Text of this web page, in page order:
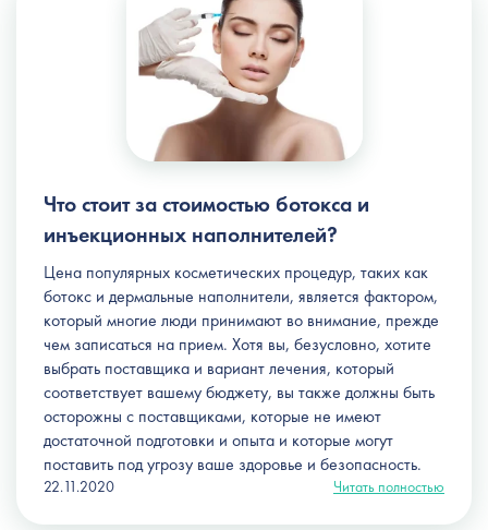
Что стоит за стоимостью ботокса и
инъекционных наполнителей?
Цена популярных косметических процедур, таких как
ботокс и дермальные наполнители, является фактором,
который многие люди принимают во внимание, прежде
чем записаться на прием. Хотя вы, безусловно, хотите
выбрать поставщика и вариант лечения, который
соответствует вашему бюджету, вы также должны быть
осторожны с поставщиками, которые не имеют
достаточной подготовки и опыта и которые могут
поставить под угрозу ваше здоровье и безопасность.
22.11.2020 Читать полностью